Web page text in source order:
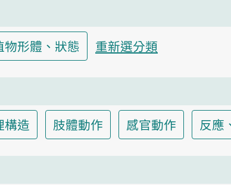
物形體、狀態 重新選分類
構造 肢體動作 感官動作 反應